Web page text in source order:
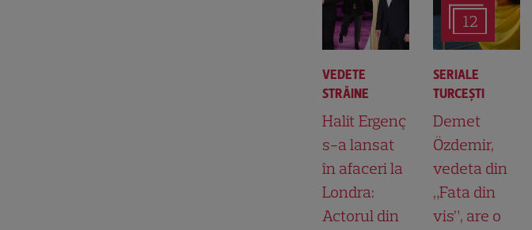
VEDETE
STRĂINE
Halit Ergenç
s-a lansat
în afaceri la
Londra:
Actorul din
12
SERIALE
TURCEŞTI
Demet
Özdemir,
vedeta din
„Fata din
vis”, are o